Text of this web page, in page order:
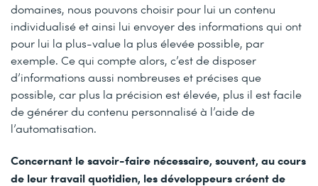
domaines, nous pouvons choisir pour lui un contenu
individualisé et ainsi lui envoyer des informations qui ont
pour lui la plus-value la plus élevée possible, par
exemple. Ce qui compte alors, c’est de disposer
d’informations aussi nombreuses et précises que
possible, car plus la précision est élevée, plus il est facile
de générer du contenu personnalisé à l’aide de
l’automatisation.
Concernant le savoir-faire nécessaire, souvent, au cours
de leur travail quotidien, les développeurs créent de